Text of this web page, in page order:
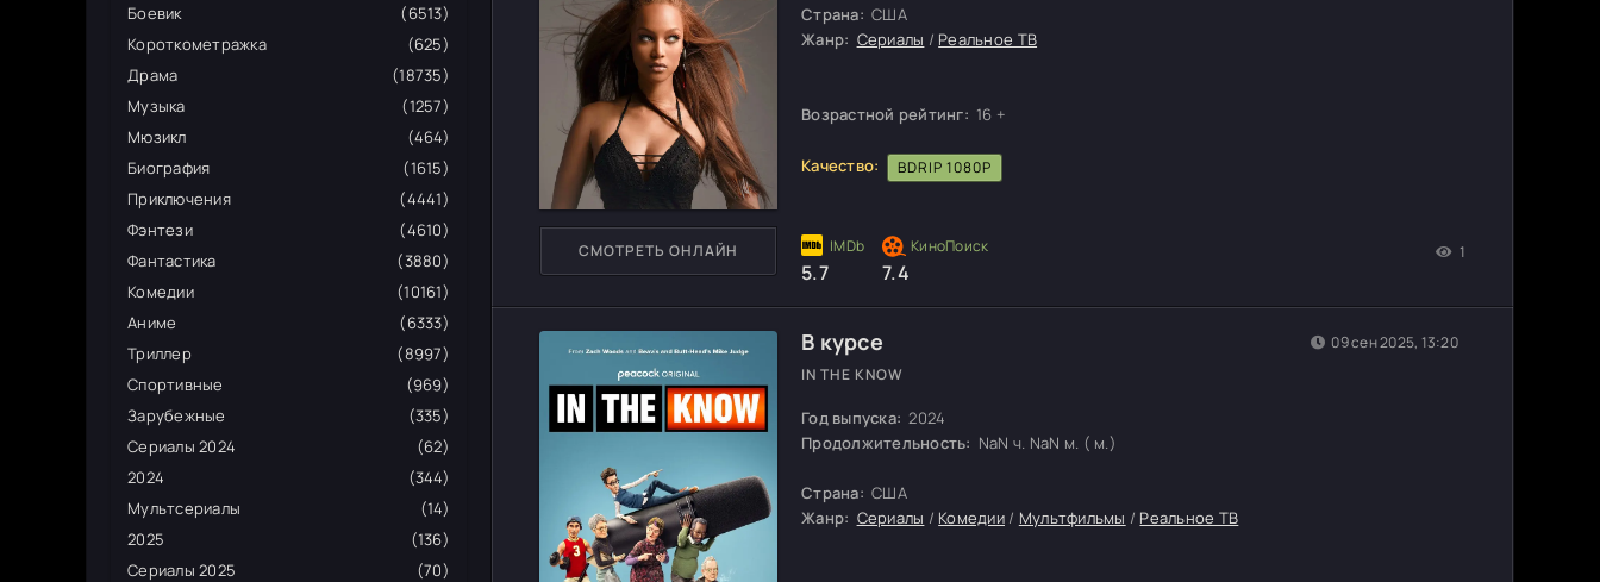
Боевик
(6513)
Короткометражка
(625)
Драма
(18735)
Музыка
(1257)
Мюзикл
(464)
Биография
(1615)
Приключения
(4441)
Фэнтези
(4610)
Фантастика
(3880)
Комедии
(10161)
Аниме
(6333)
Триллер
(8997)
Спортивные
(969)
Зарубежные
(335)
Сериалы 2024
(62)
2024
(344)
Мультсериалы
(14)
2025
(136)
Сериалы 2025
(70)
Страна: США
Жанр: Сериалы / Реальное ТВ
Возрастной рейтинг: 16 +
Качество: BDRIP 1080P
СМОТРЕТЬ ОНЛАЙН
5.7 7.4
1
В курсе
IN THE KNOW
Год выпуска: 2024
Продолжительность: NaN ч. NaN м. ( м.)
Страна: США
Жанр: Сериалы / Комедии / Мультфильмы / Реальное ТВ
09 сен 2025, 13:20